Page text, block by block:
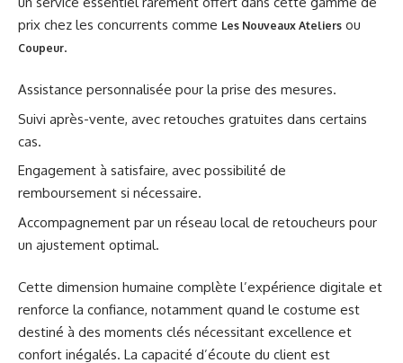
prix chez les concurrents comme Les Nouveaux Ateliers ou
Coupeur.
Assistance personnalisée pour la prise des mesures.
Suivi après-vente, avec retouches gratuites dans certains
cas.
Engagement à satisfaire, avec possibilité de
remboursement si nécessaire.
Accompagnement par un réseau local de retoucheurs pour
un ajustement optimal.
Cette dimension humaine complète l’expérience digitale et
renforce la confiance, notamment quand le costume est
destiné à des moments clés nécessitant excellence et
confort inégalés. La capacité d’écoute du client est